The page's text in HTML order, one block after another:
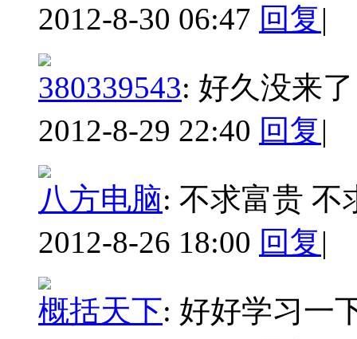
2012-8-30 06:47 回复|
380339543: 好久没来
2012-8-29 22:40 回复|
八方电脑: 不求富贵 不
2012-8-26 18:00 回复|
概括天下: 好好学习一